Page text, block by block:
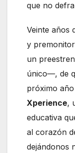
que no
Veinte años
y
un
único—, de
próximo año
Xperience,
educativa
al corazón
dejándonos